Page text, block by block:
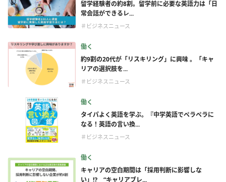
留学経験者の約8割。留学前に必要な英語力は「日
常会話ができるレ...
＃ビジネスニュース
働く
約9割の20代が「リスキリング」に興味 。「キャ
リアの選択肢を...
＃ビジネスニュース
働く
タイパよく英語を学ぶ。『中学英語でペラペラに
なる！英語の言い換...
＃ビジネスニュース
働く
キャリアの空白期間は「採用判断に影響しな
い」⁉ “キャリアブレ...